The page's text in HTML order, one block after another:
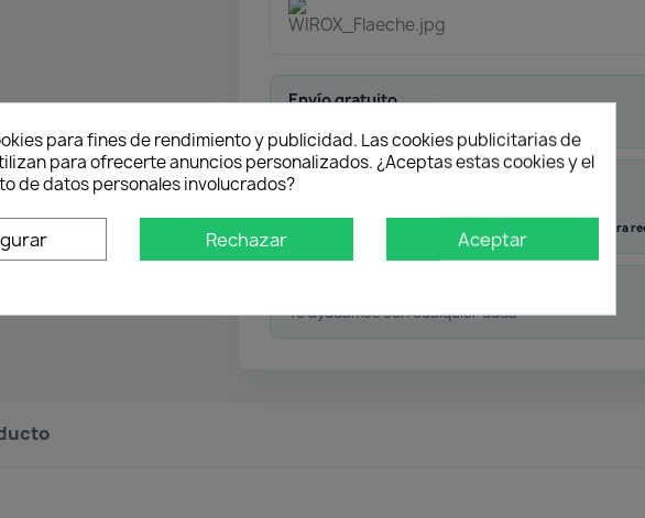
Envío gratuito
Pago flexible
Contra
Te ayudamos con cualquier duda
para fines de rendimiento y publicidad. Las cookies publicitarias de
para ofrecerte anuncios personalizados. ¿Aceptas estas cookies y el
de datos personales involucrados?
Rechazar Aceptar